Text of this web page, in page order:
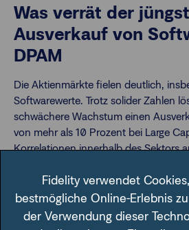
Was verrät der
Ausverkauf von
DPAM
Die Aktienmärkte fielen deutlich,
Softwarewerte. Trotz solider Zahlen
schwächere Wachstum einen
von mehr als 10 Prozent bei Large
Korrelationen innerhalb des Sektors
DPAM Experten-Gastbeitrag - 04.
Fidelity verwendet
bestmögliche Online-Erlebnis
der Verwendung dieser